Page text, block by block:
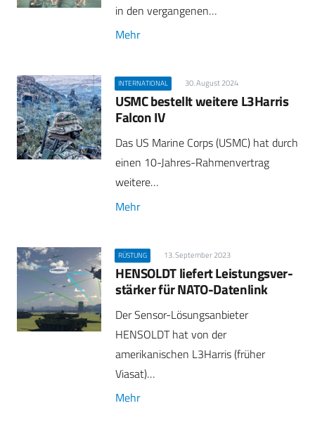
in den vergangenen…
Mehr
INTERNATIONAL 30. August 2024
USMC bestellt weitere L3Harris
Falcon IV
Das US Marine Corps (USMC) hat durch
einen 10-Jahres-Rahmenvertrag
weitere…
Mehr
RÜSTUNG 13. September 2023
HENSOLDT liefert Leistungsver­
stärker für NATO-Datenlink
Der Sensor-Lösungsanbieter
HENSOLDT hat von der
amerikanischen L3Harris (früher
Viasat)…
Mehr